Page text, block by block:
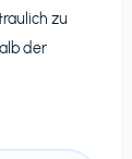
zu
der